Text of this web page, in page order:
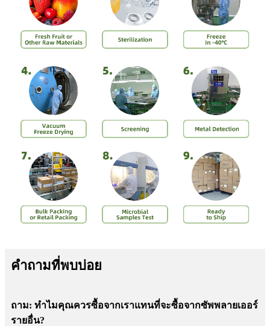
คำถามที่พบบ่อย
ถาม: ทำไมคุณควรซื้อจากเราแทนที่จะซื้อจากซัพพลายเออร์
รายอื่น?